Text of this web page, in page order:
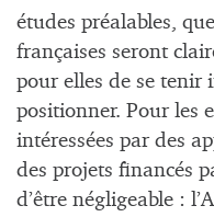
études préalables,
françaises seront
pour elles de se tenir
positionner. Pour les
intéressées par des
des projets financés
d’être négligeable :